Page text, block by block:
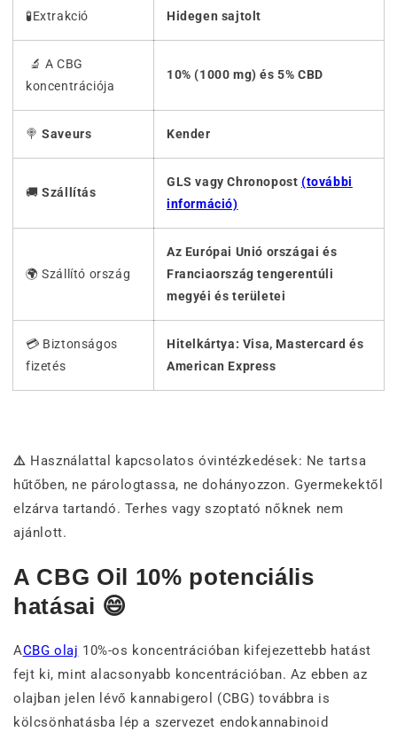
🧪Extrakció Hidegen sajtolt
🔬 A CBG
koncentrációja
10% (1000 mg) és 5% CBD
🍭Saveurs Kender
🚚Szállítás
GLS vagy Chronopost (további
információ)
🌍 Szállító ország
Az Európai Unió országai és
Franciaország tengerentúli
megyéi és területei
💳 Biztonságos
fizetés
Hitelkártya: Visa, Mastercard és
American Express
⚠️ Használattal kapcsolatos óvintézkedések: Ne tartsa
hűtőben, ne párologtassa, ne dohányozzon. Gyermekektől
elzárva tartandó. Terhes vagy szoptató nőknek nem
ajánlott.
A CBG Oil 10% potenciális
hatásai 😄
ACBG olaj 10%-os koncentrációban kifejezettebb hatást
fejt ki, mint alacsonyabb koncentrációban. Az ebben az
olajban jelen lévő kannabigerol (CBG) továbbra is
kölcsönhatásba lép a szervezet endokannabinoid